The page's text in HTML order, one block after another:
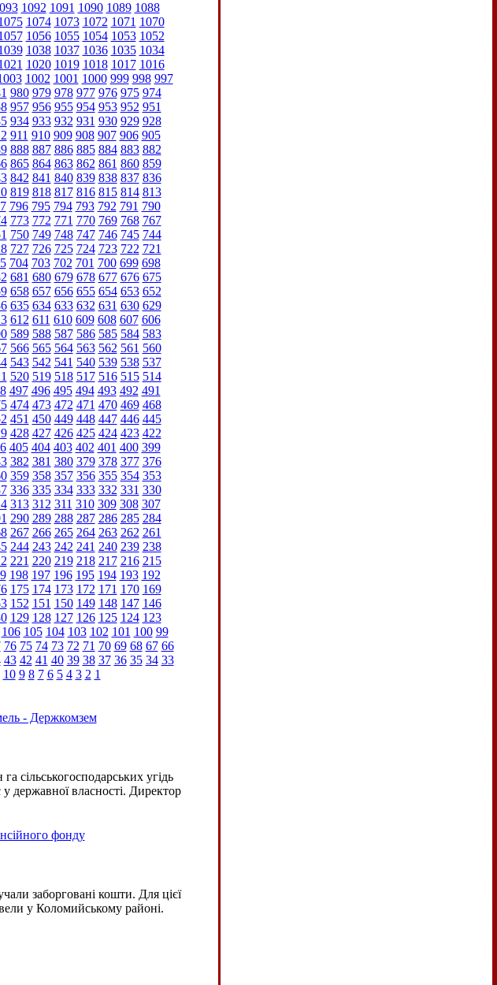
1092 1091 1090 1089 1088
1074 1073 1072 1071 1070
1056 1055 1054 1053 1052
1038 1037 1036 1035 1034
1020 1019 1018 1017 1016
1002 1001 1000 999 998 997
980 979 978 977 976 975 974
957 956 955 954 953 952 951
934 933 932 931 930 929 928
911 910 909 908 907 906 905
888 887 886 885 884 883 882
865 864 863 862 861 860 859
842 841 840 839 838 837 836
819 818 817 816 815 814 813
796 795 794 793 792 791 790
773 772 771 770 769 768 767
750 749 748 747 746 745 744
727 726 725 724 723 722 721
704 703 702 701 700 699 698
681 680 679 678 677 676 675
658 657 656 655 654 653 652
635 634 633 632 631 630 629
612 611 610 609 608 607 606
589 588 587 586 585 584 583
566 565 564 563 562 561 560
543 542 541 540 539 538 537
520 519 518 517 516 515 514
497 496 495 494 493 492 491
474 473 472 471 470 469 468
451 450 449 448 447 446 445
428 427 426 425 424 423 422
405 404 403 402 401 400 399
382 381 380 379 378 377 376
359 358 357 356 355 354 353
336 335 334 333 332 331 330
313 312 311 310 309 308 307
290 289 288 287 286 285 284
267 266 265 264 263 262 261
244 243 242 241 240 239 238
221 220 219 218 217 216 215
198 197 196 195 194 193 192
175 174 173 172 171 170 169
152 151 150 149 148 147 146
129 128 127 126 125 124 123
106 105 104 103 102 101 100 99
76 75 74 73 72 71 70 69 68 67 66
43 42 41 40 39 38 37 36 35 34 33
10 9 8 7 6 5 4 3 2 1
- Держкомзем
сільськогосподарських угідь
державної власності. Директор
фонду
заборговані кошти. Для цієї
у Коломийському районі.